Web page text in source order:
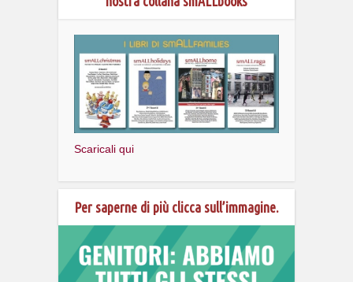
Scaricali qui
Per saperne di più clicca sull’immagine.